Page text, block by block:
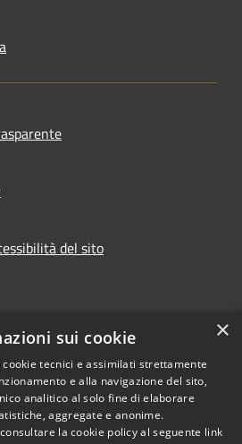
del sito
conformità
Copyright © 2026 • Town of •
×
sui cookie
tecnici e assimilati strettamente
e alla navigazione del sito,
analitico al solo fine di elaborare
aggregate e anonime.
la cookie policy al seguente link